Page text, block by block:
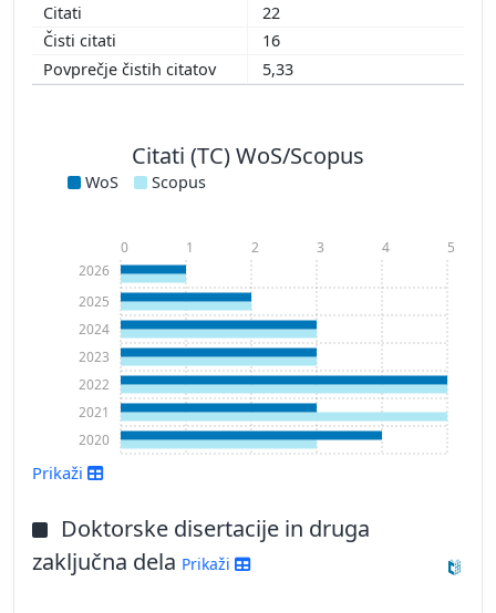
22
16
5,33
Citati (TC) WoS/Scopus
WoS Scopus
2020
2021
2022
2023
2024
2025
2026
0 1 2 3 4 5
Prikaži več
Prikaži
Doktorske disertacije in druga
zaključna dela Prikaži